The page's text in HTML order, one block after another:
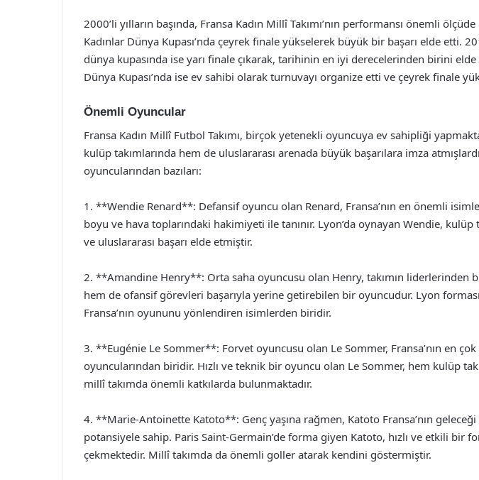
2000’li yılların başında, Fransa Kadın Millî Takımı’nın performansı önemli
Kadınlar Dünya Kupası’nda çeyrek finale yükselerek büyük bir başarı elde etti.
dünya kupasında ise yarı finale çıkarak, tarihinin en iyi derecelerinden birini
Dünya Kupası’nda ise ev sahibi olarak turnuvayı organize etti ve çeyrek finale
Önemli Oyuncular
Fransa Kadın Millî Futbol Takımı, birçok yetenekli oyuncuya ev sahipliği
kulüp takımlarında hem de uluslararası arenada büyük başarılara imza
oyuncularından bazıları:
1. **Wendie Renard**: Defansif oyuncu olan Renard, Fransa’nın en önemli
boyu ve hava toplarındaki hakimiyeti ile tanınır. Lyon’da oynayan Wendie, kulüp
ve uluslararası başarı elde etmiştir.
2. **Amandine Henry**: Orta saha oyuncusu olan Henry, takımın liderlerinden
hem de ofansif görevleri başarıyla yerine getirebilen bir oyuncudur. Lyon
Fransa’nın oyununu yönlendiren isimlerden biridir.
3. **Eugénie Le Sommer**: Forvet oyuncusu olan Le Sommer, Fransa’nın en
oyuncularından biridir. Hızlı ve teknik bir oyuncu olan Le Sommer, hem kulüp
millî takımda önemli katkılarda bulunmaktadır.
4. **Marie-Antoinette Katoto**: Genç yaşına rağmen, Katoto Fransa’nın
potansiyele sahip. Paris Saint-Germain’de forma giyen Katoto, hızlı ve etkili bir
çekmektedir. Millî takımda da önemli goller atarak kendini göstermiştir.